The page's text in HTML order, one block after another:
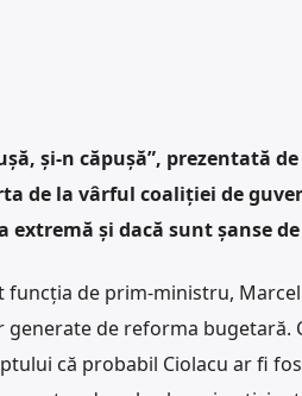
și-n căpușă”, prezentată
de la vârful coaliției de
extremă și dacă sunt șanse
funcția de prim-ministru,
de reforma bugetară.
că probabil Ciolacu ar fi